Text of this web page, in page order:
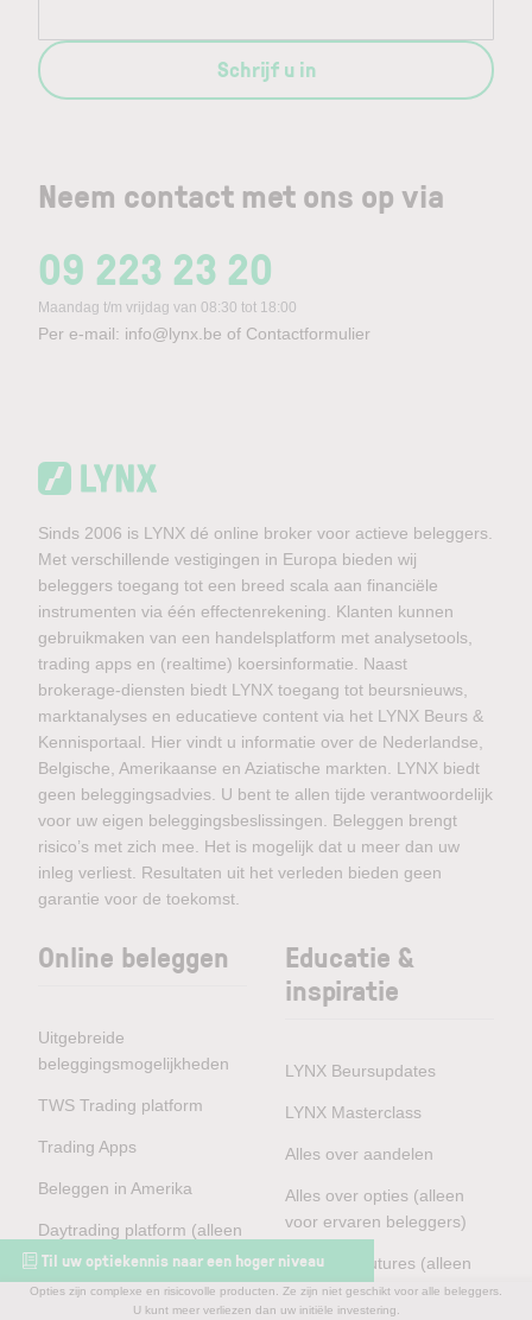
Neem contact met ons op via
09 223 23 20
Maandag t/m vrijdag van 08:30 tot 18:00
Per e-mail: info@lynx.be of Contactformulier
Schrijf u in
Sinds 2006 is LYNX dé online broker voor actieve beleggers.
Met verschillende vestigingen in Europa bieden wij
beleggers toegang tot een breed scala aan financiële
instrumenten via één effectenrekening. Klanten kunnen
gebruikmaken van een handelsplatform met analysetools,
trading apps en (realtime) koersinformatie. Naast
brokerage-diensten biedt LYNX toegang tot beursnieuws,
marktanalyses en educatieve content via het LYNX Beurs &
Kennisportaal. Hier vindt u informatie over de Nederlandse,
Belgische, Amerikaanse en Aziatische markten. LYNX biedt
geen beleggingsadvies. U bent te allen tijde verantwoordelijk
voor uw eigen beleggingsbeslissingen. Beleggen brengt
risico’s met zich mee. Het is mogelijk dat u meer dan uw
inleg verliest. Resultaten uit het verleden bieden geen
garantie voor de toekomst.
Online beleggen
Uitgebreide
beleggingsmogelijkheden
TWS Trading platform
Trading Apps
Beleggen in Amerika
Daytrading platform (alleen
voor ervaren beleggers)
Professional Clients
Educatie &
inspiratie
LYNX Beursupdates
LYNX Masterclass
Alles over aandelen
Alles over opties (alleen
voor ervaren beleggers)
Alles over futures (alleen
voor ervaren beleggers)
Til uw optiekennis naar een hoger niveau
Opties zijn complexe en risicovolle producten. Ze zijn niet geschikt voor alle beleggers.
U kunt meer verliezen dan uw initiële investering.